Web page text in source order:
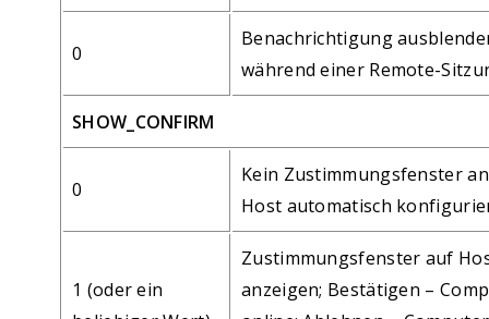
0
Benachrichtigung
während einer Remote-
SHOW_CONFIRM
0
Kein Zustimmungsfenster
Host automatisch
1 (oder ein
Zustimmungsfenster auf
anzeigen; Bestätigen –